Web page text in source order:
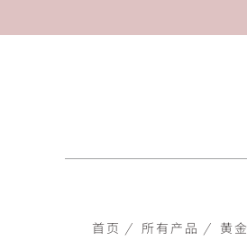
首页 / 所有产品 / 黄金